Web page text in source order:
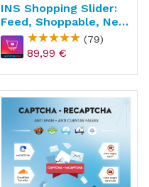
INS Shopping Slider:
Feed, Shoppable, New
API
(79)
89,99 €